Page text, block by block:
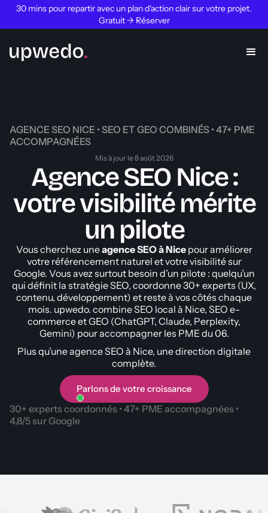
30 mins pour repartir avec un plan d'action clair sur votre projet.
Gratuit → Réserver
AGENCE SEO NICE • SEO ET GEO COMBINÉS • 47+ PME
ACCOMPAGNÉES
Mis à jour le 8 août 2026
Agence SEO Nice :
votre visibilité mérite
un pilote
Vous cherchez uneagence SEO à Nicepour améliorer
votre référencement naturel et votre visibilité sur
Google. Vous avez surtout besoin d’un pilote : quelqu’un
qui définit la stratégie SEO, coordonne 30+ experts (UX,
contenu, développement) et reste à vos côtés chaque
mois. upwedo. combine SEO local à Nice, SEO e-
commerce et GEO (ChatGPT, Claude, Perplexity,
Gemini) pour accompagner les PME du 06.
Plus qu’une agence SEO à Nice, une direction digitale
complète.
Parlons de votre croissance
30+ experts coordonnés • 47+ PME accompagnées •
4,8/5 sur Google